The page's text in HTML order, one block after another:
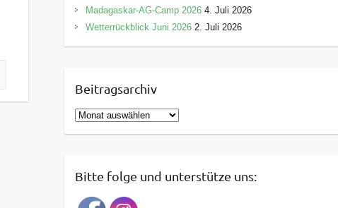
Madagaskar-AG-Camp 2026 4. Juli 2026
Wetterrückblick Juni 2026 2. Juli 2026
Beitragsarchiv
B
e
rBitte folge und unterstütze uns: